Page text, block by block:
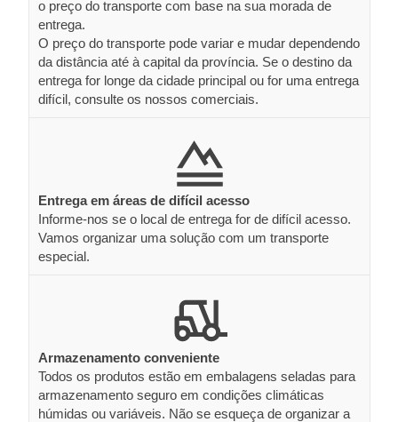
o preço do transporte com base na sua morada de
entrega.
O preço do transporte pode variar e mudar dependendo
da distância até à capital da província. Se o destino da
entrega for longe da cidade principal ou for uma entrega
difícil, consulte os nossos comerciais.
Entrega em áreas de difícil acesso
Informe-nos se o local de entrega for de difícil acesso.
Vamos organizar uma solução com um transporte
especial.
Armazenamento conveniente
Todos os produtos estão em embalagens seladas para
armazenamento seguro em condições climáticas
húmidas ou variáveis. Não se esqueça de organizar a